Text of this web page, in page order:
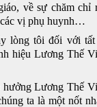
về sự chăm chỉ
các vị phụ huynh…
lòng tôi đối với tất
hiệu Lương Thế
hưởng Lương Thế
ta là một nốt